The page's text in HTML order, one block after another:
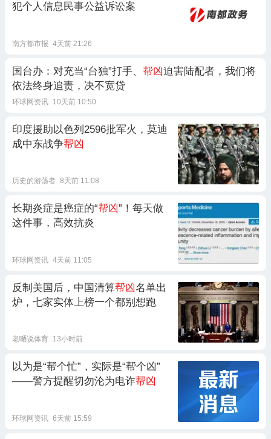
犯个人信息民事公益诉讼案
南方都市报 4天前 21:26
国台办：对充当“台独”打手、 帮凶迫害陆配者，我们将
依法终身追责，决不宽贷
环球网资讯 10天前 10:50
印度援助以色列2596批军火，莫迪
成中东战争帮凶
历史的游荡者 8天前 11:08
长期炎症是癌症的“帮凶”！每天做
这件事，高效抗炎
环球网资讯 4天前 11:05
反制美国后，中国清算帮凶名单出
炉，七家实体上榜一个都别想跑
老嗮说体育 13小时前
以为是“帮个忙”，实际是“帮个凶”
——警方提醒切勿沦为电诈帮凶
环球网资讯 6天前 15:59